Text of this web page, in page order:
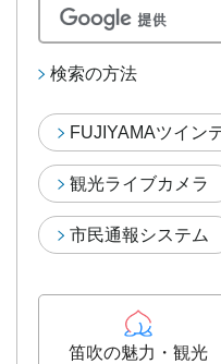
検索の方法
FUJIYAMAツイン
観光ライブカメラ
市民通報システム
笛吹の魅力・観光